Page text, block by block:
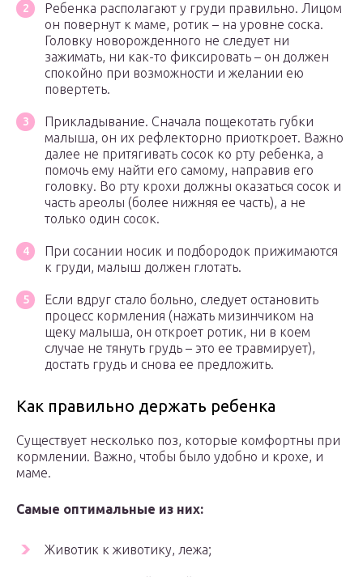
Ребенка располагают у груди правильно. Лицом
он повернут к маме, ротик – на уровне соска.
Головку новорожденного не следует ни
зажимать, ни как-то фиксировать – он должен
спокойно при возможности и желании ею
повертеть.
Прикладывание. Сначала пощекотать губки
малыша, он их рефлекторно приоткроет. Важно
далее не притягивать сосок ко рту ребенка, а
помочь ему найти его самому, направив его
головку. Во рту крохи должны оказаться сосок и
часть ареолы (более нижняя ее часть), а не
только один сосок.
При сосании носик и подбородок прижимаются
к груди, малыш должен глотать.
Если вдруг стало больно, следует остановить
процесс кормления (нажать мизинчиком на
щеку малыша, он откроет ротик, ни в коем
случае не тянуть грудь – это ее травмирует),
достать грудь и снова ее предложить.
Как правильно держать ребенка
Существует несколько поз, которые комфортны при
кормлении. Важно, чтобы было удобно и крохе, и
маме.
Самые оптимальные из них:
Животик к животику, лежа;